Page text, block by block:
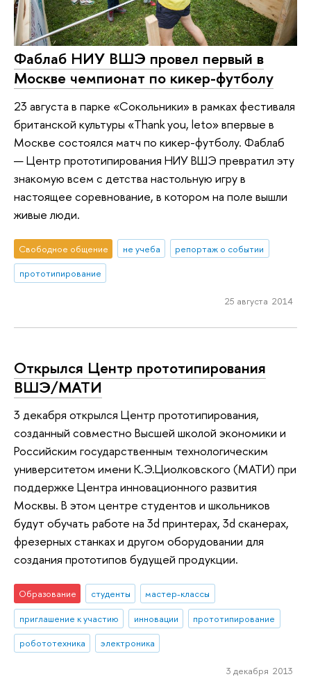
Фаблаб НИУ ВШЭ провел первый в
Москве чемпионат по кикер-футболу
23 августа в парке «Сокольники» в рамках фестиваля
британской культуры «Thank you, leto» впервые в
Москве состоялся матч по кикер-футболу. Фаблаб
— Центр прототипирования НИУ ВШЭ превратил эту
знакомую всем с детства настольную игру в
настоящее соревнование, в котором на поле вышли
живые люди.
Свободное общение не учеба
репортаж о событии
прототипирование
25 августа 2014
Открылся Центр прототипирования
ВШЭ/МАТИ
3 декабря открылся Центр прототипирования,
созданный совместно Высшей школой экономики и
Российским государственным технологическим
университетом имени К.Э.Циолковского (МАТИ) при
поддержке Центра инновационного развития
Москвы. В этом центре студентов и школьников
будут обучать работе на 3d принтерах, 3d сканерах,
фрезерных станках и другом оборудовании для
создания прототипов будущей продукции.
Образование студенты
мастер-классы
приглашение к участию
инновации
прототипирование
робототехника
электроника
3 декабря 2013